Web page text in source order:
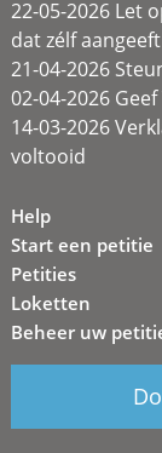
22-05-2026 Let
dat zélf aangeeft
21-04-2026
02-04-2026
14-03-2026
voltooid
Help
Start een petitie
Petities
Loketten
Beheer uw